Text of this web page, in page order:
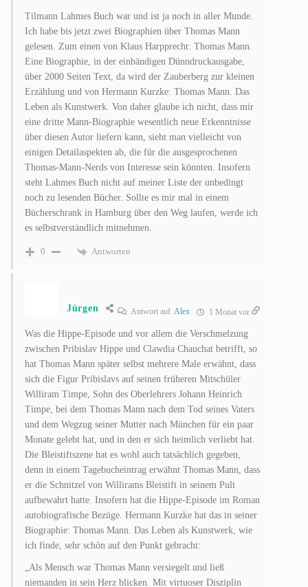
Tilmann Lahmes Buch war und ist ja noch in aller Munde.
Ich habe bis jetzt zwei Biographien über Thomas Mann
gelesen. Zum einen von Klaus Harpprecht: Thomas Mann.
Eine Biographie, in der einbändigen Dünndruckausgabe,
über 2000 Seiten Text, da wird der Zauberberg zur kleinen
Erzählung und von Hermann Kurzke: Thomas Mann. Das
Leben als Kunstwerk. Von daher glaube ich nicht, dass mir
eine dritte Mann-Biographie wesentlich neue Erkenntnisse
über diesen Autor liefern kann, sieht man vielleicht von
einigen Detailaspekten ab, die für die ausgesprochenen
Thomas-Mann-Nerds von Interesse sein könnten. Insofern
steht Lahmes Buch nicht auf meiner Liste der unbedingt
noch zu lesenden Bücher. Sollte es mir mal in einem
Bücherschrank in Hamburg über den Weg laufen, werde ich
es selbstverständlich mitnehmen.
0 Antworten
Jürgen Antwort auf Alex 1 Monat vor
Was die Hippe-Episode und vor allem die Verschmelzung
zwischen Pribislav Hippe und Clawdia Chauchat betrifft, so
hat Thomas Mann später selbst mehrere Male erwähnt, dass
sich die Figur Pribislavs auf seinen früheren Mitschüler
Williram Timpe, Sohn des Oberlehrers Johann Heinrich
Timpe, bei dem Thomas Mann nach dem Tod seines Vaters
und dem Wegzug seiner Mutter nach München für ein paar
Monate gelebt hat, und in den er sich heimlich verliebt hat.
Die Bleistiftszene hat es wohl auch tatsächlich gegeben,
denn in einem Tagebucheintrag erwähnt Thomas Mann, dass
er die Schnitzel von Willirams Bleistift in seinem Pult
aufbewahrt hatte. Insofern hat die Hippe-Episode im Roman
autobiografische Bezüge. Hermann Kurzke hat das in seiner
Biographie: Thomas Mann. Das Leben als Kunstwerk, wie
ich finde, sehr schön auf den Punkt gebracht:
„Als Mensch war Thomas Mann versiegelt und ließ
niemanden in sein Herz blicken. Mit virtuoser Disziplin